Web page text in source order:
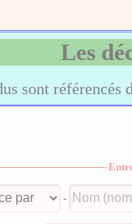
Les
sont référencés
-